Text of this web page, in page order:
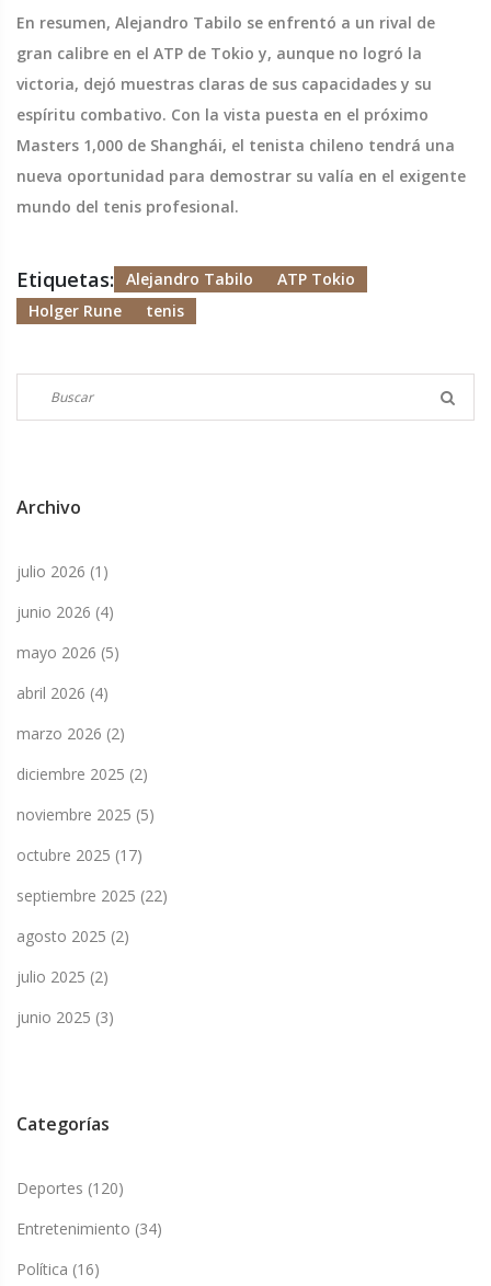
En resumen, Alejandro Tabilo se enfrentó a un rival de
gran calibre en el ATP de Tokio y, aunque no logró la
victoria, dejó muestras claras de sus capacidades y su
espíritu combativo. Con la vista puesta en el próximo
Masters 1,000 de Shanghái, el tenista chileno tendrá una
nueva oportunidad para demostrar su valía en el exigente
mundo del tenis profesional.
Etiquetas: Alejandro Tabilo
ATP Tokio
Holger Rune
tenis
Archivo
julio 2026 (1)
junio 2026 (4)
mayo 2026 (5)
abril 2026 (4)
marzo 2026 (2)
diciembre 2025 (2)
noviembre 2025 (5)
octubre 2025 (17)
septiembre 2025 (22)
agosto 2025 (2)
julio 2025 (2)
junio 2025 (3)
Categorías
Deportes (120)
Entretenimiento (34)
Política (16)